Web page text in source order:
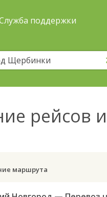
поддержки
рейсов
маршрута